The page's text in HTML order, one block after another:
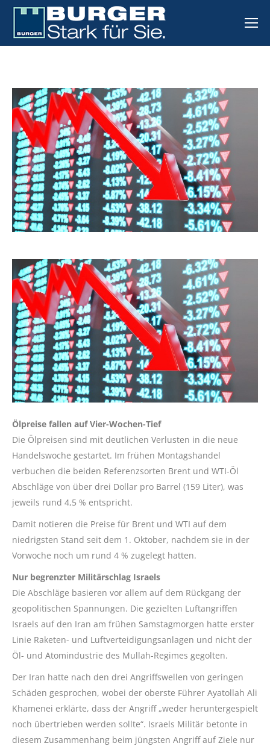
Ölpreise fallen auf Vier-Wochen-Tief
Die Ölpreisen sind mit deutlichen Verlusten in die neue
Handelswoche gestartet. Im frühen Montagshandel
verbuchen die beiden Referenzsorten Brent und WTI-Öl
Abschläge von über drei Dollar pro Barrel (159 Liter), was
jeweils rund 4,5 % entspricht.
Damit notieren die Preise für Brent und WTI auf dem
niedrigsten Stand seit dem 1. Oktober, nachdem sie in der
Vorwoche noch um rund 4 % zugelegt hatten.
Nur begrenzter Militärschlag Israels
Die Abschläge basieren vor allem auf dem Rückgang der
geopolitischen Spannungen. Die gezielten Luftangriffen
Israels auf den Iran am frühen Samstagmorgen hatte erster
Linie Raketen- und Luftverteidigungsanlagen und nicht der
Öl- und Atomindustrie des Mullah-Regimes gegolten.
Der Iran hatte nach den drei Angriffswellen von geringen
Schäden gesprochen, wobei der oberste Führer Ayatollah Ali
Khamenei erklärte, dass der Angriff „weder heruntergespielt
noch übertrieben werden sollte“. Israels Militär betonte in
diesem Zusammenhang beim jüngsten Angriff auf Ziele nur